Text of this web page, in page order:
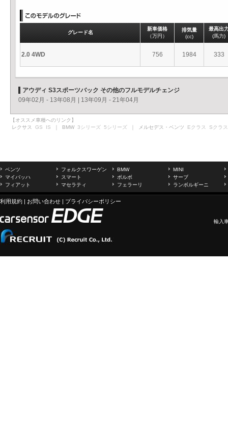
グレード名
新車価格
（万円）
排気量
(cc)
最高出
(馬力)
2.0 4WD 756 1984 333
アウディ S3スポーツバック その他のフルモデルチェンジ
09年02月 - 13年08月
13年09月 - 21年04月
【オススメ車種へのリンク】
レクサス GS IS ｜ BMW 3シリーズ 5シリーズ ｜ メルセデス・ベンツ Eクラス Sクラス
ベンツ フォルクスワーゲン BMW
MINI
マイバッハ
スマート ボルボ
サーブ
フィアット
マセラティ フェラーリ ランボルギーニ
利用規約 | お問い合わせ | プライバシーポリシー
輸入